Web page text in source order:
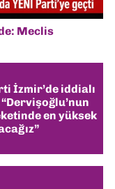
Meclis
İzmir’de iddialı
en yüksek